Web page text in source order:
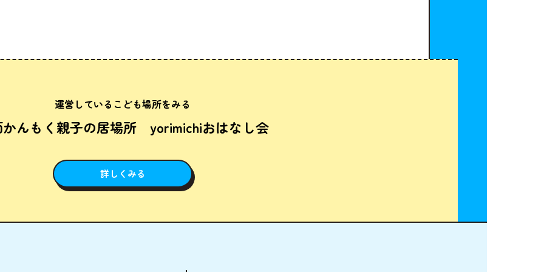
運営しているこども場所をみる
んもく親子の居場所 yorimichiおはなし会
詳しくみる